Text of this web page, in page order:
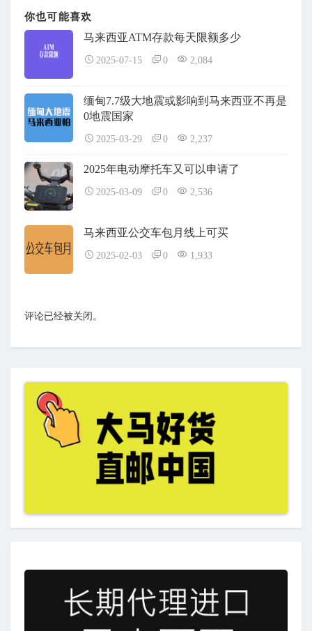
你也可能喜欢
马来西亚ATM存款每天限额多少
2025-07-15 0 2,084
缅甸7.7级大地震或影响到马来西亚不再是
0地震国家
2025-03-29 0 2,237
2025年电动摩托车又可以申请了
2025-03-09 0 2,536
马来西亚公交车包月线上可买
2025-02-03 0 1,933
评论已经被关闭。